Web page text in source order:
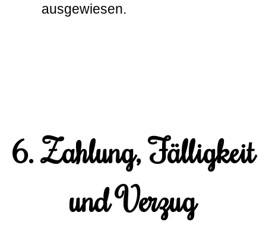
ausgewiesen.
6. Zahlung, Fälligkeit
und Verzug